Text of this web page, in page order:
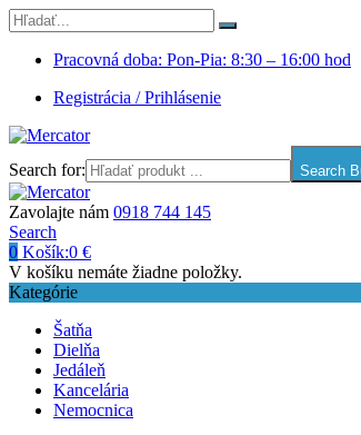
Pracovná doba: Pon-Pia: 8:30 – 16:00 hod
Registrácia / Prihlásenie
Search for: Search
Zavolajte nám 0918 744 145
Search
0 Košík:0 €
V košíku nemáte žiadne položky.
Kategórie
Šatňa
Dielňa
Jedáleň
Kancelária
Nemocnica